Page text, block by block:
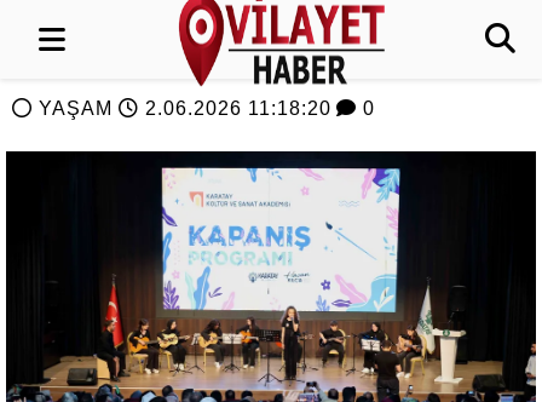
YAŞAM 2.06.2026 11:18:20 0